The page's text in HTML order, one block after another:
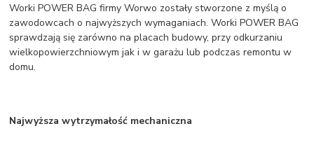
Worki POWER BAG firmy Worwo zostały stworzone z myślą o
zawodowcach o najwyższych wymaganiach. Worki POWER BAG
sprawdzają się zarówno na placach budowy, przy odkurzaniu
wielkopowierzchniowym jak i w garażu lub podczas remontu w
domu.
Najwyższa wytrzymałość mechaniczna